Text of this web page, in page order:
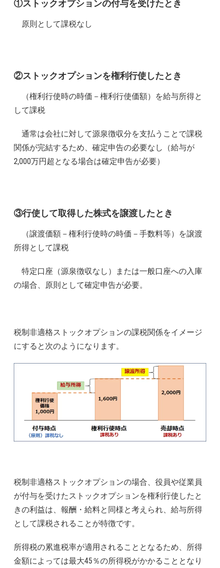
①ストックオプションの付与を受けたとき
原則として課税なし
②ストックオプションを権利行使したとき
（権利行使時の時価－権利行使価額）を給与所得と
して課税
通常は会社に対して源泉徴収分を支払うことで課税
関係が完結するため、確定申告の必要なし（給与が
2,000万円超となる場合は確定申告が必要）
③行使して取得した株式を譲渡したとき
（譲渡価額－権利行使時の時価－手数料等）を譲渡
所得として課税
特定口座（源泉徴収なし）または一般口座への入庫
の場合、原則として確定申告が必要。
税制非適格ストックオプションの課税関係をイメージ
にすると次のようになります。
税制非適格ストックオプションの場合、役員や従業員
が付与を受けたストックオプションを権利行使したと
きの利益は、報酬・給料と同様と考えられ、給与所得
として課税されることが特徴です。
所得税の累進税率が適用されることとなるため、所得
金額によっては最大45％の所得税がかかることとなり